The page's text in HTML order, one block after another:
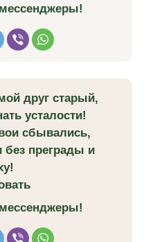
друг старый,
усталости!
сбывались,
преграды и